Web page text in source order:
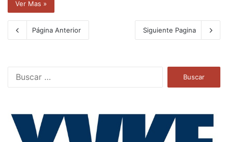
Ver Mas »
Página Anterior Siguiente Pagina
a